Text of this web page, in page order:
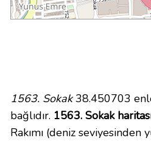
1563. Sokak38.450703
bağlıdır. 1563. Sokak
Rakımı (deniz